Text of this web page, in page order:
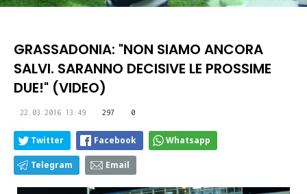
GRASSADONIA: "NON SIAMO ANCORA
SALVI. SARANNO DECISIVE LE PROSSIME
DUE!" (VIDEO)
22.03.2016 13:49 297 0
Twitter Facebook Whatsapp
Telegram Email